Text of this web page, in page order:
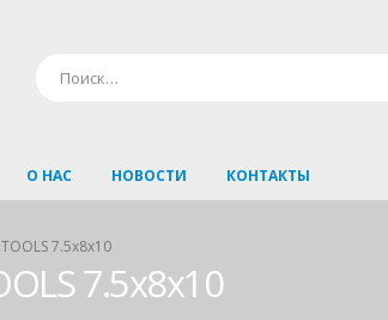
О НАС НОВОСТИ КОНТАКТЫ
7.5х8х10
7.5х8х10